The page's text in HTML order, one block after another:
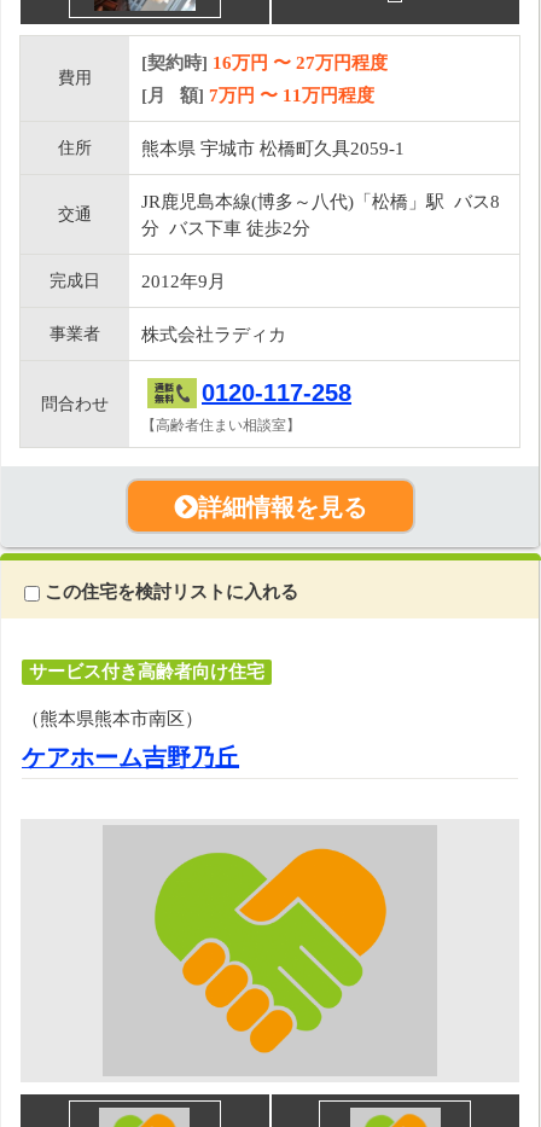
費用
[契約時] 16万円 〜 27万円程度
[月 額] 7万円 〜 11万円程度
住所 熊本県 宇城市 松橋町久具2059-1
交通
JR鹿児島本線(博多～八代)「松橋」駅 バス8
分 バス下車 徒歩2分
完成日 2012年9月
事業者 株式会社ラディカ
問合わせ 0120-117-258
【高齢者住まい相談室】
詳細情報を見る
この住宅を検討リストに入れる
サービス付き高齢者向け住宅
（熊本県熊本市南区）
ケアホーム吉野乃丘